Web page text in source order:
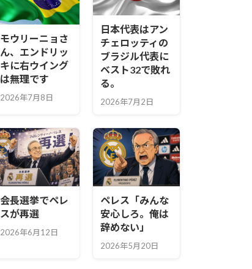
モウリーニョさ
ん、エンドリッ
キに右ウイング
は無理です
2026年7月8日
日本代表はアン
チェロッティの
ブラジル代表に
ベスト32で敗れ
る。
2026年7月2日
会長選挙でペレ
スが再選
2026年6月12日
ペレス「みんな
安心しろ。俺は
辞めない」
2026年5月20日